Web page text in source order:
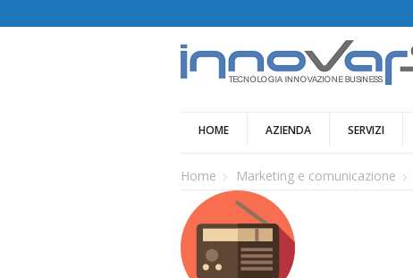
HOME AZIENDA SERVIZI
Home Marketing e comunicazione